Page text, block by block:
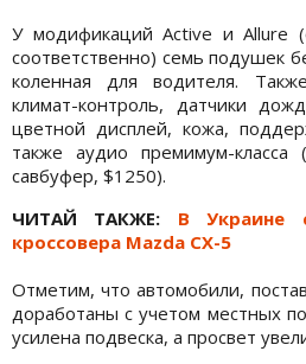
У модификаций Active и Allure
соответственно) семь подушек
коленная для водителя.
климат-контроль, датчики
цветной дисплей, кожа,
также аудио премимум-
савбуфер, $1250).
ЧИТАЙ ТАКЖЕ: В Украине
кроссовера Mazda CX-5
Отметим, что автомобили,
доработаны с учетом местных
усилена подвеска, а просвет